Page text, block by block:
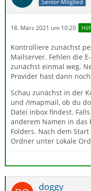
18. März 2021 um 10:20
Kontrolliere zunächst
Mailserver. Fehlen die
zunächst einmal weg.
Provider hast dann
Schau zunächst in der
und /Imapmail, ob du
Datei inbox findest.
anderem Namen in das
Folders. Nach dem
Ordner unter Lokale
doggy